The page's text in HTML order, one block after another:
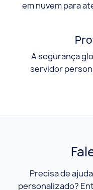
em nuvem para
A segurança
servidor
Precisa de
personalizado?